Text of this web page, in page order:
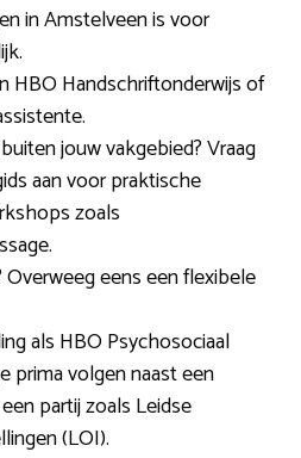
in Amstelveen is voor
HBO Handschriftonderwijs of
jouw vakgebied? Vraag
aan voor praktische
zoals
Overweeg eens een flexibele
als HBO Psychosociaal
prima volgen naast een
partij zoals Leidse
(LOI).